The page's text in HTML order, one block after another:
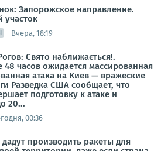
Запорожское направление.
участок
Вчера, 18:19
Свято наближається!.
часов ожидается массированная
атака на Киев — вражеские
Разведка США сообщает, что
подготовку к атаке и
20...
00:36
производить ракеты для